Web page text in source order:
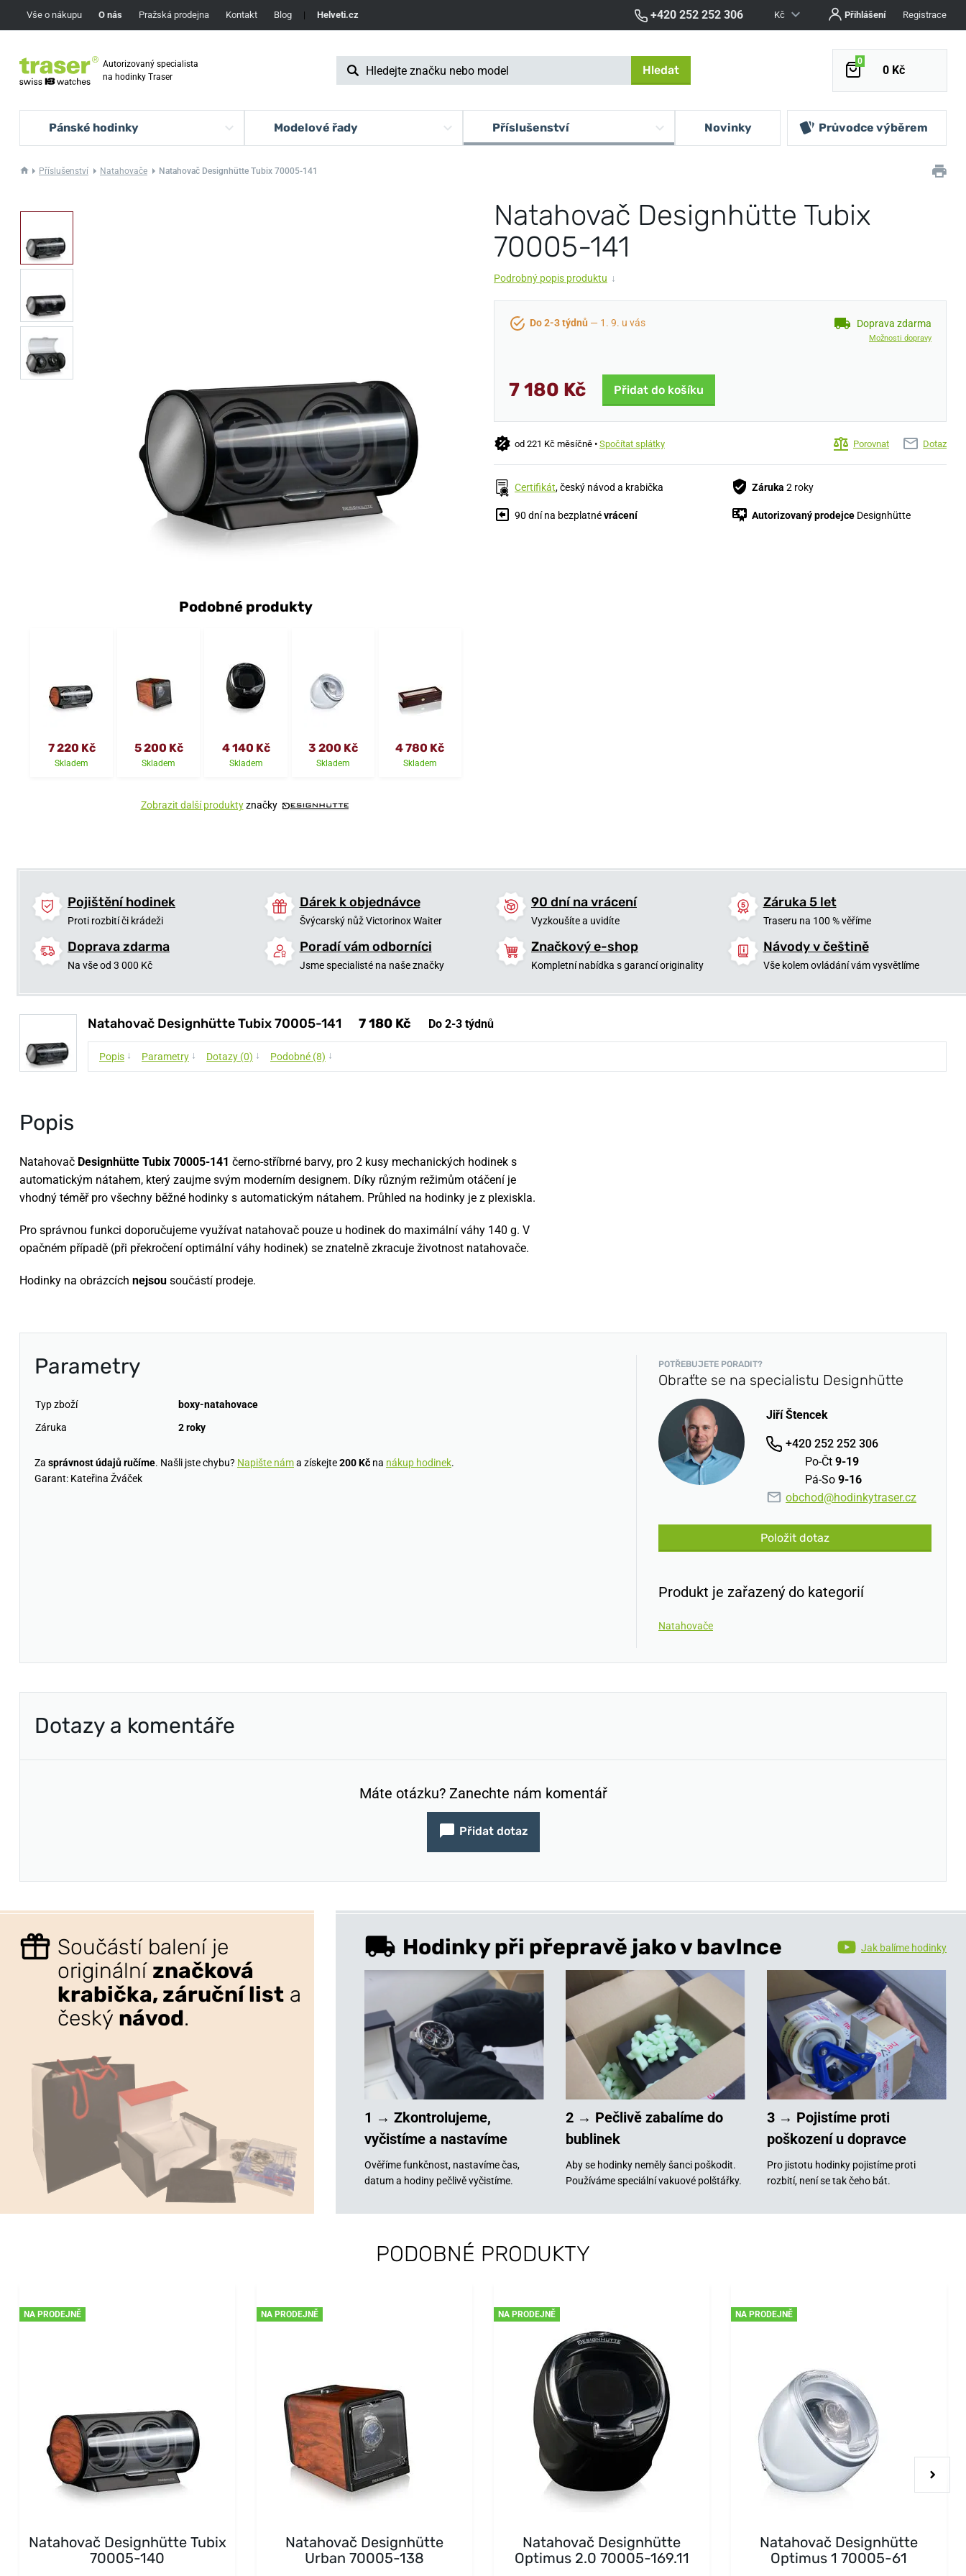
Vše o nákupu O nás Pražská prodejna Kontakt Blog | Helveti.cz +420 252 252 306 Kč Přihlášení Registrace
Autorizovaný specialista
na hodinky Traser
Hledat
0
0 Kč
Pánské hodinky Modelové řady Příslušenství Novinky Průvodce výběrem
Příslušenství Natahovače Natahovač Designhütte Tubix 70005-141
Natahovač Designhütte Tubix
70005-141
Podrobný popis produktu ↓
Do 2-3 týdnů — 1. 9. u vás Doprava zdarma
Možnosti dopravy
7 180 Kč Přidat do košíku
od 221 Kč měsíčně • Spočítat splátky Porovnat Dotaz
Certifikát, český návod a krabička Záruka 2 roky
90 dní na bezplatnévrácení Autorizovaný prodejce Designhütte
Podobné produkty
7 220 Kč
Skladem
5 200 Kč
Skladem
4 140 Kč
Skladem
3 200 Kč
Skladem
4 780 Kč
Skladem
Zobrazit další produktyznačky
Pojištění hodinek
Proti rozbití či krádeži
Dárek k objednávce
Švýcarský nůž Victorinox Waiter
90 dní na vrácení
Vyzkoušíte a uvidíte
Záruka 5 let
Traseru na 100 % věříme
Doprava zdarma
Na vše od 3 000 Kč
Poradí vám odborníci
Jsme specialisté na naše značky
Značkový e-shop
Kompletní nabídka s garancí originality
Návody v češtině
Vše kolem ovládání vám vysvětlíme
Natahovač Designhütte Tubix 70005-141 7 180 Kč Do 2-3 týdnů
Popis ↓ Parametry ↓ Dotazy (0) ↓ Podobné (8) ↓
Popis
Natahovač Designhütte Tubix 70005-141 černo-stříbrné barvy, pro 2 kusy mechanických hodinek s
automatickým nátahem, který zaujme svým moderním designem. Díky různým režimům otáčení je
vhodný téměř pro všechny běžné hodinky s automatickým nátahem. Průhled na hodinky je z plexiskla.
Pro správnou funkci doporučujeme využívat natahovač pouze u hodinek do maximální váhy 140 g. V
opačném případě (při překročení optimální váhy hodinek) se znatelně zkracuje životnost natahovače.
Hodinky na obrázcích nejsou součástí prodeje.
Parametry
Typ zboží
boxy-natahovace
Záruka
2 roky
Za správnost údajů ručíme. Našli jste chybu? Napište náma získejte200 Kč na nákup hodinek.
Garant: Kateřina Žváček
POTŘEBUJETE PORADIT?
Obraťte se na specialistu Designhütte
Jiří Štencek
+420 252 252 306
Po-Čt 9-19
Pá-So 9-16
obchod@hodinkytraser.cz
Položit dotaz
Produkt je zařazený do kategorií
Natahovače
Dotazy a komentáře
Máte otázku? Zanechte nám komentář
Přidat dotaz
Součástí balení je
originální značková
krabička, záruční list a
český návod.
Jak balíme hodinky
Hodinky při přepravě jako v bavlnce
1 → Zkontrolujeme,
vyčistíme a nastavíme
Ověříme funkčnost, nastavíme čas,
datum a hodiny pečlivě vyčistíme.
2 → Pečlivě zabalíme do
bublinek
Aby se hodinky neměly šanci poškodit.
Používáme speciální vakuové polštářky.
3 → Pojistíme proti
poškození u dopravce
Pro jistotu hodinky pojistíme proti
rozbití, není se tak čeho bát.
PODOBNÉ PRODUKTY
NA PRODEJNĚ
Natahovač Designhütte Tubix
70005-140
NA PRODEJNĚ
Natahovač Designhütte
Urban 70005-138
NA PRODEJNĚ
Natahovač Designhütte
Optimus 2.0 70005-169.11
NA PRODEJNĚ
Natahovač Designhütte
Optimus 1 70005-61